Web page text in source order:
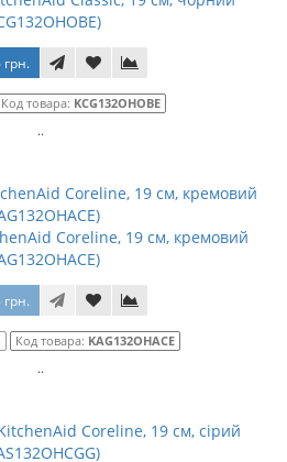
грн.
Код товара: KCG132OHOBE
..
Coreline, 19 см, кремовий
грн.
Код товара: KAG132OHACE
..